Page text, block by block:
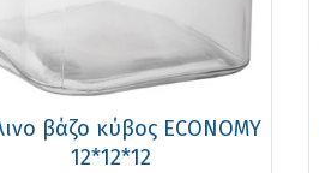
βάζο κύβος ECONOMY
12*12*12